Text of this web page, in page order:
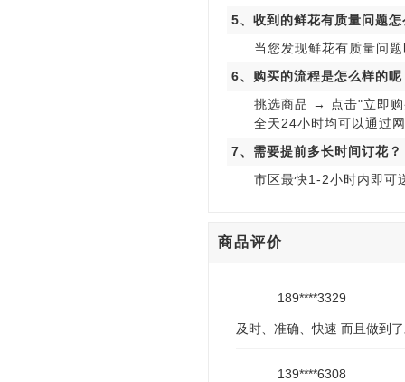
5、收到的鲜花有质量问题
当您发现鲜花有质量问
6、购买的流程是怎么样的呢
挑选商品 → 点击"立即
全天24小时均可以通过
7、需要提前多长时间订花？
市区最快1-2小时内即可
商品评价
189****3329
及时、准确、快速 而且做到
139****6308